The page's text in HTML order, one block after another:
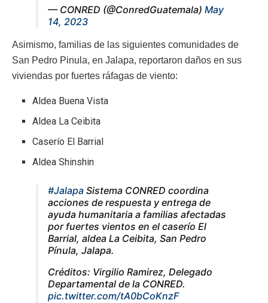
— CONRED (@ConredGuatemala) May
14, 2023
Asimismo, familias de las siguientes comunidades de
San Pedro Pinula, en Jalapa, reportaron daños en sus
viviendas por fuertes ráfagas de viento:
Aldea Buena Vista
Aldea La Ceibita
Caserío El Barrial
Aldea Shinshin
#Jalapa Sistema CONRED coordina
acciones de respuesta y entrega de
ayuda humanitaria a familias afectadas
por fuertes vientos en el caserío El
Barrial, aldea La Ceibita, San Pedro
Pínula, Jalapa.
Créditos: Virgilio Ramirez, Delegado
Departamental de la CONRED.
pic.twitter.com/tA0bCoKnzF